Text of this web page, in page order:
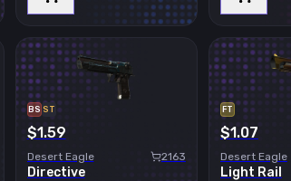
BS ST
$1.59
Desert Eagle 2163
Directive
FT
$1.07
Desert Eagle
Light Rail